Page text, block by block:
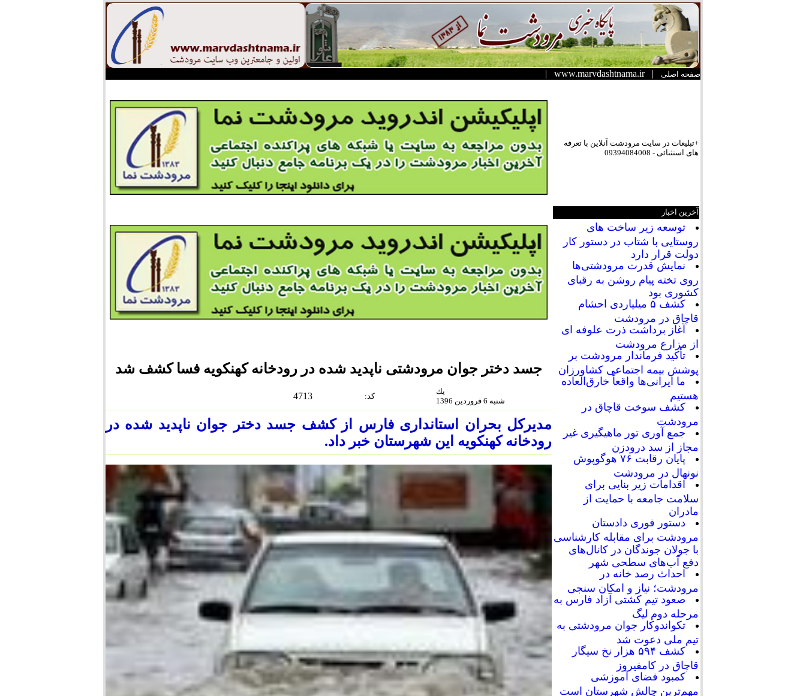
صفحه اصلی |
www.marvdashtnama.ir
|
+تبلیعات در سایت مرودشت آنلاین با تعرفه
های استثنائی - 09394084008
آخرین اخبار
توسعه زیر ساخت های
روستایی با شتاب در دستور کار
دولت قرار دارد
نمایش قدرت مرودشتی‌ها
روی تخته پیام روشن به رقبای
کشوری بود
کشف ۵ میلیاردی احشام
قاچاق در مرودشت
آغاز برداشت ذرت علوفه ای
از مزارع مرودشت
تأکید فرماندار مرودشت بر
پوشش بیمه اجتماعی کشاورزان
ما ایرانی‌ها واقعاً خارق‌العاده
هستیم
کشف سوخت قاچاق در
مرودشت
جمع آوری تور ماهیگیری غیر
مجاز از سد درودزن
پایان رقابت‌ ۷۶ هوگوپوش
نونهال در مرودشت
اقدامات زیر بنایی برای
سلامت جامعه با حمایت از
مادران
دستور فوری دادستان
مرودشت برای مقابله کارشناسی
با جولان جوندگان در کانال‌های
دفع آب‌های سطحی شهر
احداث رصد خانه در
مرودشت؛ نیاز و امکان سنجی
صعود تیم کشتی آزاد فارس به
مرحله دوم لیگ
تکواندوکار جوان مرودشتی به
تیم ملی دعوت شد
کشف ۵۹۴ هزار نخ سیگار
قاچاق در کامفیروز
کمبود فضای آموزشی
مهم‌ترین چالش شهرستان است
جسد دختر جوان مرودشتی ناپدید شده در رودخانه کهنکویه فسا کشف شد
4713 :كد
يك
شنبه 6 فروردين 1396
مدیرکل بحران استانداری فارس از کشف جسد دختر جوان ناپدید شده در
رودخانه کهنکویه این شهرستان خبر داد.